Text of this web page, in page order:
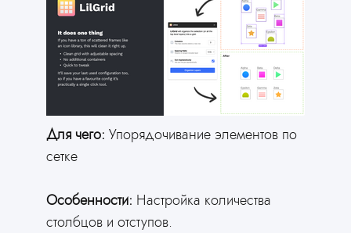
Попробовать бесплатно
Сэкономьте свои
деньги
создайте сайт через
нейросеть
Ответьте всего на 2 вопроса
Для чего: Упорядочивание элементов по
сетке
Особенности: Настройка количества
столбцов и отступов.